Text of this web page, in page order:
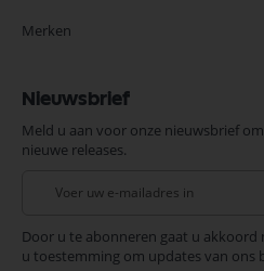
Merken
Nieuwsbrief
Meld u aan voor onze nieuwsbrief
nieuwe releases.
onze
nieuwsbrief
Door u te abonneren gaat u akkoord
u toestemming om updates van ons